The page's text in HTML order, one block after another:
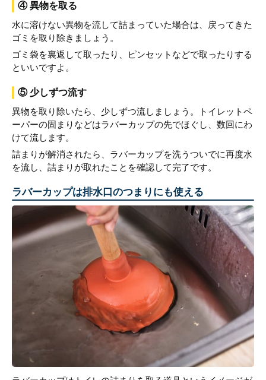
④ 異物を取る
水に溶けない異物を流して詰まっていた場合は、戻ってきた
ゴミを取り除きましょう。
ゴミ袋を裏返して取ったり、ピンセットなどで取ったりする
といいですよ。
⑤ 少しずつ流す
異物を取り除いたら、少しずつ流しましょう。トイレットペ
ーパーの固まりなどはラバーカップの先でほぐし、数回にわ
けて流します。
詰まりが解消されたら、ラバーカップを洗うついでに再度水
を流し、詰まりが取れたことを確認して完了です。
ラバーカップは排水口のつまりにも使える